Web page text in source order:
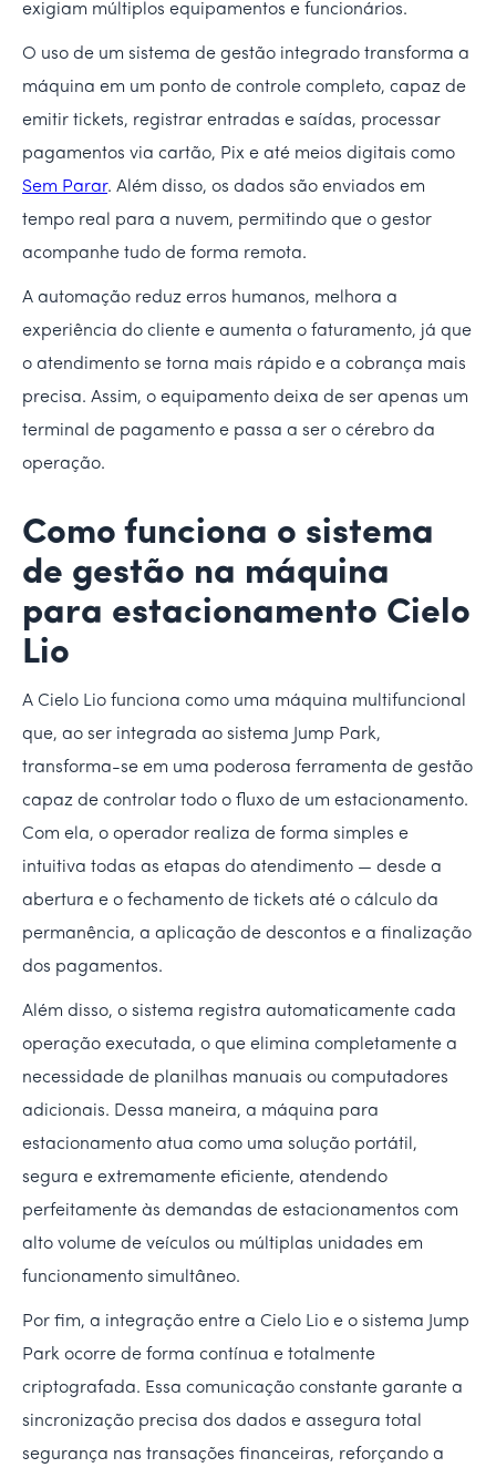
exigiam múltiplos equipamentos e funcionários.
O uso de um sistema de gestão integrado transforma a
máquina em um ponto de controle completo, capaz de
emitir tickets, registrar entradas e saídas, processar
pagamentos via cartão, Pix e até meios digitais como
Sem Parar. Além disso, os dados são enviados em
tempo real para a nuvem, permitindo que o gestor
acompanhe tudo de forma remota.
A automação reduz erros humanos, melhora a
experiência do cliente e aumenta o faturamento, já que
o atendimento se torna mais rápido e a cobrança mais
precisa. Assim, o equipamento deixa de ser apenas um
terminal de pagamento e passa a ser o cérebro da
operação.
Como funciona o sistema
de gestão na máquina
para estacionamento Cielo
Lio
A Cielo Lio funciona como uma máquina multifuncional
que, ao ser integrada ao sistema Jump Park,
transforma-se em uma poderosa ferramenta de gestão
capaz de controlar todo o fluxo de um estacionamento.
Com ela, o operador realiza de forma simples e
intuitiva todas as etapas do atendimento — desde a
abertura e o fechamento de tickets até o cálculo da
permanência, a aplicação de descontos e a finalização
dos pagamentos.
Além disso, o sistema registra automaticamente cada
operação executada, o que elimina completamente a
necessidade de planilhas manuais ou computadores
adicionais. Dessa maneira, a máquina para
estacionamento atua como uma solução portátil,
segura e extremamente eficiente, atendendo
perfeitamente às demandas de estacionamentos com
alto volume de veículos ou múltiplas unidades em
funcionamento simultâneo.
Por fim, a integração entre a Cielo Lio e o sistema Jump
Park ocorre de forma contínua e totalmente
criptografada. Essa comunicação constante garante a
sincronização precisa dos dados e assegura total
segurança nas transações financeiras, reforçando a